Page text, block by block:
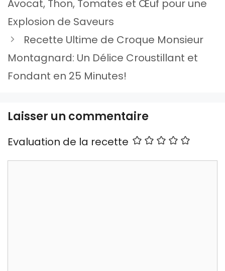
Avocat, Thon, Tomates et Œuf pour une
Explosion de Saveurs
Recette Ultime de Croque Monsieur
Montagnard: Un Délice Croustillant et
Fondant en 25 Minutes!
Laisser un commentaire
Evaluation de la recette